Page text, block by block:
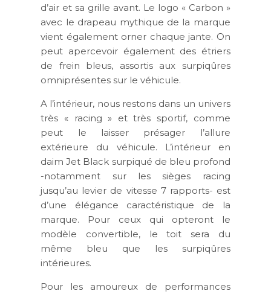
d’air et sa grille avant. Le logo « Carbon »
avec le drapeau mythique de la marque
vient également orner chaque jante. On
peut apercevoir également des étriers
de frein bleus, assortis aux surpiqûres
omniprésentes sur le véhicule.
A l’intérieur, nous restons dans un univers
très « racing » et très sportif, comme
peut le laisser présager l’allure
extérieure du véhicule. L’intérieur en
daim Jet Black surpiqué de bleu profond
-notamment sur les sièges racing
jusqu’au levier de vitesse 7 rapports- est
d’une élégance caractéristique de la
marque. Pour ceux qui opteront le
modèle convertible, le toit sera du
même bleu que les surpiqûres
intérieures.
Pour les amoureux de performances